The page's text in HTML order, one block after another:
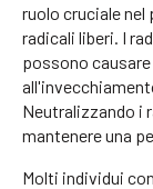
ruolo cruciale nel
radicali liberi. I
possono
Neutralizzando i
mantenere una
Molti individui